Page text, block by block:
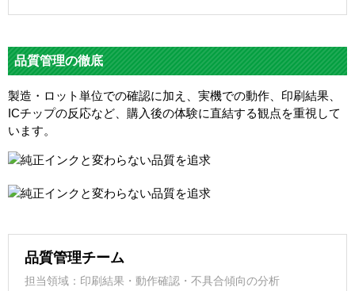
品質管理の徹底
製造・ロット単位での確認に加え、実機での動作、印刷結果、
ICチップの反応など、購入後の体験に直結する観点を重視して
います。
品質管理チーム
担当領域：印刷結果・動作確認・不具合傾向の分析